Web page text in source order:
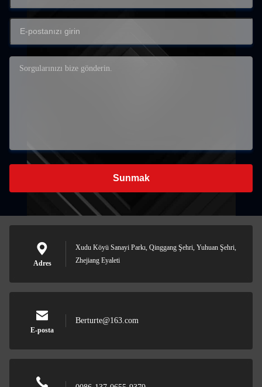
Sunmak
Adres
Xudu Köyü Sanayi Parkı, Qinggang Şehri, Yuhuan Şehri,
Zhejiang Eyaleti
E-posta
Berturte@163.com